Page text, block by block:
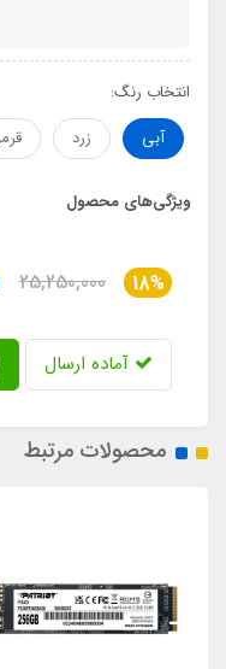
انتخاب رنگ:
آبی
زرد
ویژگی‌های محصول
18%
25,250,000
آماده ارسال
محصولات مرتبط